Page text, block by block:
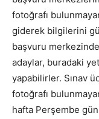
fotoğrafı
giderek bilgilerini
başvuru
adaylar, buradaki
yapabilirler. Sınav
fotoğrafı
hafta Perşembe